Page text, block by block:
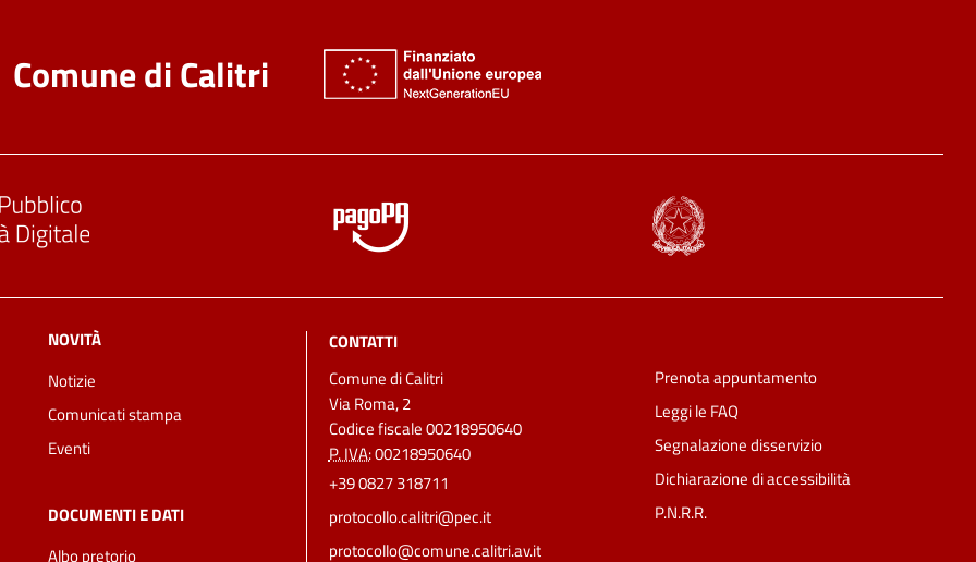
Comune di Calitri
NOVITÀ
Notizie
Comunicati stampa
Eventi
DOCUMENTI E DATI
Albo pretorio
CONTATTI
Comune di Calitri
Via Roma, 2
Codice fiscale 00218950640
P. IVA:00218950640
+39 0827 318711
protocollo.calitri@pec.it
protocollo@comune.calitri.av.it
Prenota appuntamento
Leggi le FAQ
Segnalazione disservizio
Dichiarazione di accessibilità
P.N.R.R.